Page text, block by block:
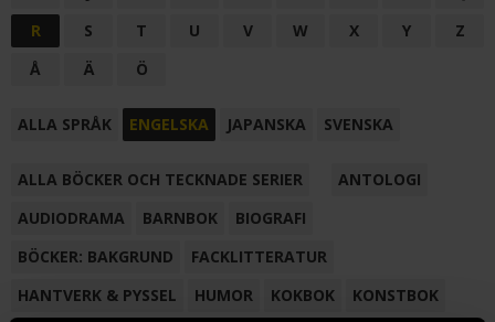
R
S T U V W X Y
Z
Å
Ä Ö
ALLA SPRÅK ENGELSKA JAPANSKA SVENSKA
ALLA BÖCKER OCH TECKNADE SERIER
ANTOLOGI
AUDIODRAMA
BARNBOK
BIOGRAFI
BÖCKER: BAKGRUND
FACKLITTERATUR
HANTVERK & PYSSEL
HUMOR KOKBOK
KONSTBOK